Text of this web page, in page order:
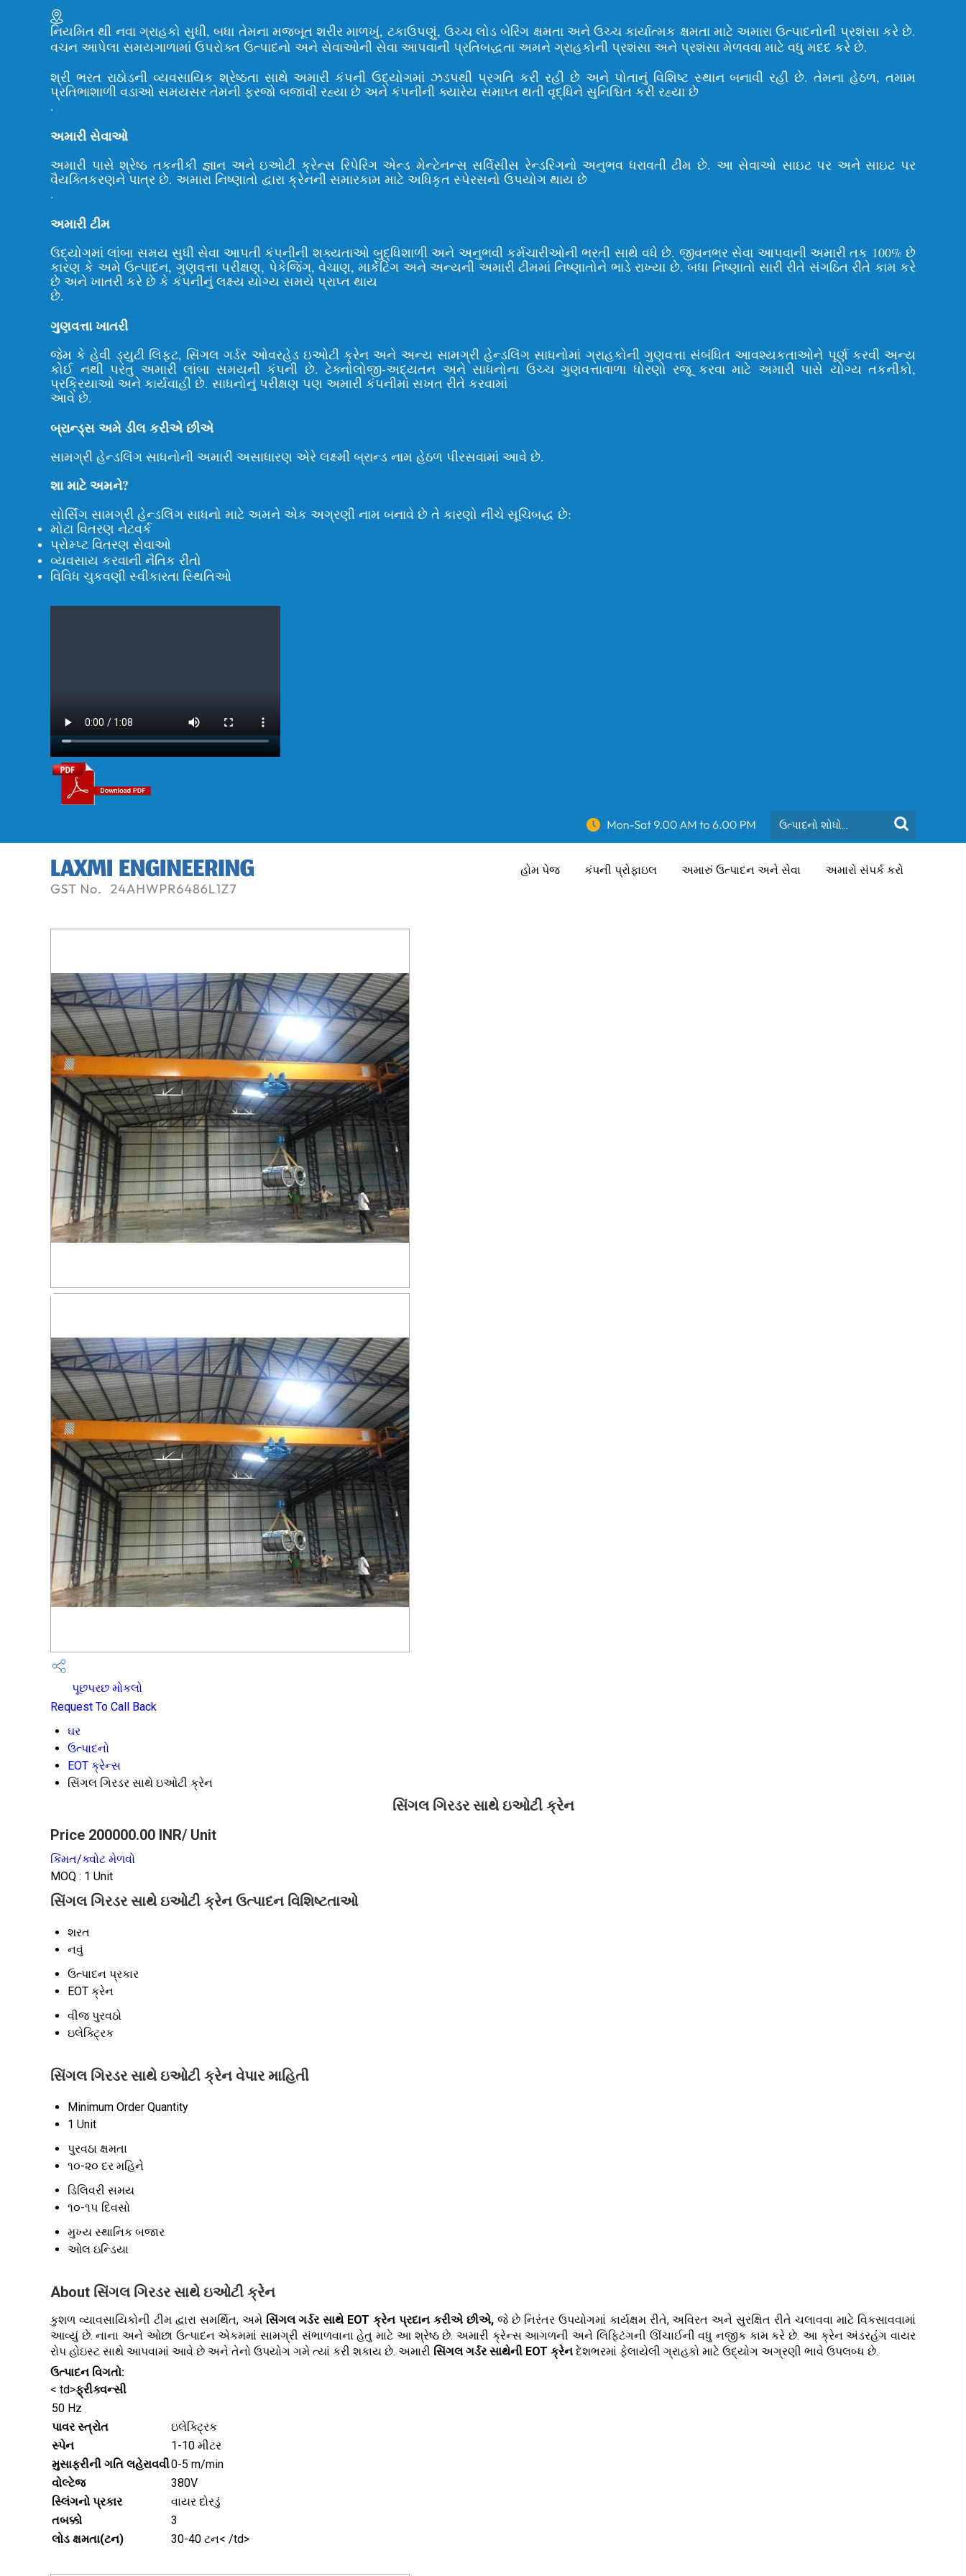
નિયમિત થી નવા ગ્રાહકો સુધી, બધા તેમના મજબૂત શરીર માળખું, ટકાઉપણું, ઉચ્ચ લોડ બેરિંગ ક્ષમતા અને ઉચ્ચ કાર્યાત્મક ક્ષમતા માટે અમારા ઉત્પાદનોની પ્રશંસા કરે છે.
વચન આપેલા સમયગાળામાં ઉપરોક્ત ઉત્પાદનો અને સેવાઓની સેવા આપવાની પ્રતિબદ્ધતા અમને ગ્રાહકોની પ્રશંસા અને પ્રશંસા મેળવવા માટે વધુ મદદ કરે છે.
શ્રી ભરત રાઠોડની વ્યવસાયિક શ્રેષ્ઠતા સાથે અમારી કંપની ઉદ્યોગમાં ઝડપથી પ્રગતિ કરી રહી છે અને પોતાનું વિશિષ્ટ સ્થાન બનાવી રહી છે. તેમના હેઠળ, તમામ
પ્રતિભાશાળી વડાઓ સમયસર તેમની ફરજો બજાવી રહ્યા છે અને કંપનીની ક્યારેય સમાપ્ત થતી વૃદ્ધિને સુનિશ્ચિત કરી રહ્યા છે
.
અમારી સેવાઓ
અમારી પાસે શ્રેષ્ઠ તકનીકી જ્ઞાન અને ઇઓટી ક્રેન્સ રિપેરિંગ એન્ડ મેન્ટેનન્સ સર્વિસીસ રેન્ડરિંગનો અનુભવ ધરાવતી ટીમ છે. આ સેવાઓ સાઇટ પર અને સાઇટ પર
વૈયક્તિકરણને પાત્ર છે. અમારા નિષ્ણાતો દ્વારા ક્રેનની સમારકામ માટે અધિકૃત સ્પેરસનો ઉપયોગ થાય છે
.
અમારી ટીમ
ઉદ્યોગમાં લાંબા સમય સુધી સેવા આપતી કંપનીની શક્યતાઓ બુદ્ધિશાળી અને અનુભવી કર્મચારીઓની ભરતી સાથે વધે છે. જીવનભર સેવા આપવાની અમારી તક 100% છે
કારણ કે અમે ઉત્પાદન, ગુણવત્તા પરીક્ષણ, પેકેજિંગ, વેચાણ, માર્કેટિંગ અને અન્યની અમારી ટીમમાં નિષ્ણાતોને ભાડે રાખ્યા છે. બધા નિષ્ણાતો સારી રીતે સંગઠિત રીતે કામ કરે
છે અને ખાતરી કરે છે કે કંપનીનું લક્ષ્ય યોગ્ય સમયે પ્રાપ્ત થાય
છે.
ગુણવત્તા ખાતરી
જેમ કે હેવી ડ્યુટી લિફ્ટ, સિંગલ ગર્ડર ઓવરહેડ ઇઓટી ક્રેન અને અન્ય સામગ્રી હેન્ડલિંગ સાધનોમાં ગ્રાહકોની ગુણવત્તા સંબંધિત આવશ્યકતાઓને પૂર્ણ કરવી અન્ય
કોઈ નથી પરંતુ અમારી લાંબા સમયની કંપની છે. ટેક્નોલોજી-અદ્યતન અને સાધનોના ઉચ્ચ ગુણવત્તાવાળા ધોરણો રજૂ કરવા માટે અમારી પાસે યોગ્ય તકનીકો,
પ્રક્રિયાઓ અને કાર્યવાહી છે. સાધનોનું પરીક્ષણ પણ અમારી કંપનીમાં સખત રીતે કરવામાં
આવે છે.
બ્રાન્ડ્સ અમે ડીલ કરીએ છીએ
સામગ્રી હેન્ડલિંગ સાધનોની અમારી અસાધારણ એરે લક્ષ્મી બ્રાન્ડ નામ હેઠળ પીરસવામાં આવે છે.
શા માટે અમને?
સોર્સિંગ સામગ્રી હેન્ડલિંગ સાધનો માટે અમને એક અગ્રણી નામ બનાવે છે તે કારણો નીચે સૂચિબદ્ધ છે:
મોટા વિતરણ નેટવર્ક
પ્રોમ્પ્ટ વિતરણ સેવાઓ
વ્યવસાય કરવાની નૈતિક રીતો
વિવિધ ચુકવણી સ્વીકારતા સ્થિતિઓ
હોમ પેજ કંપની પ્રોફાઇલ અમારું ઉત્પાદન અને સેવા અમારો સંપર્ક કરો
પૂછપરછ મોકલો
Request To Call Back
ઘર
ઉત્પાદનો
EOT ક્રેન્સ
સિંગલ ગિરડર સાથે ઇઓટી ક્રેન
સિંગલ ગિરડર સાથે ઇઓટી ક્રેન
Price 200000.00 INR/ Unit
કિંમત/ક્વોટ મેળવો
MOQ : 1 Unit
સિંગલ ગિરડર સાથે ઇઓટી ક્રેન ઉત્પાદન વિશિષ્ટતાઓ
શરત
નવું
ઉત્પાદન પ્રકાર
EOT ક્રેન
વીજ પુરવઠો
ઇલેક્ટ્રિક
સિંગલ ગિરડર સાથે ઇઓટી ક્રેન વેપાર માહિતી
Minimum Order Quantity
1 Unit
પુરવઠા ક્ષમતા
૧૦-૨૦ દર મહિને
ડિલિવરી સમય
૧૦-૧૫ દિવસો
મુખ્ય સ્થાનિક બજાર
ઓલ ઇન્ડિયા
About સિંગલ ગિરડર સાથે ઇઓટી ક્રેન
કુશળ વ્યાવસાયિકોની ટીમ દ્વારા સમર્થિત, અમે સિંગલ ગર્ડર સાથે EOT ક્રેન પ્રદાન કરીએ છીએ, જે છે નિરંતર ઉપયોગમાં કાર્યક્ષમ રીતે, અવિરત અને સુરક્ષિત રીતે ચલાવવા માટે વિકસાવવામાં
આવ્યું છે. નાના અને ઓછા ઉત્પાદન એકમમાં સામગ્રી સંભાળવાના હેતુ માટે આ શ્રેષ્ઠ છે. અમારી ક્રેન્સ આગળની અને લિફ્ટિંગની ઊંચાઈની વધુ નજીક કામ કરે છે. આ ક્રેન અંડરહંગ વાયર
રોપ હોઇસ્ટ સાથે આપવામાં આવે છે અને તેનો ઉપયોગ ગમે ત્યાં કરી શકાય છે. અમારી સિંગલ ગર્ડર સાથેની EOT ક્રેન દેશભરમાં ફેલાયેલી ગ્રાહકો માટે ઉદ્યોગ અગ્રણી ભાવે ઉપલબ્ધ છે.
ઉત્પાદન વિગતો:
< td>ફ્રીક્વન્સી
50 Hz
પાવર સ્ત્રોત
ઇલેક્ટ્રિક
સ્પેન
1-10 મીટર
મુસાફરીની ગતિ લહેરાવવી0-5 m/min
વોલ્ટેજ
380V
સ્લિંગનો પ્રકાર
વાયર દોરડું
તબક્કો
3
લોડ ક્ષમતા(ટન)
30-40 ટન< /td>